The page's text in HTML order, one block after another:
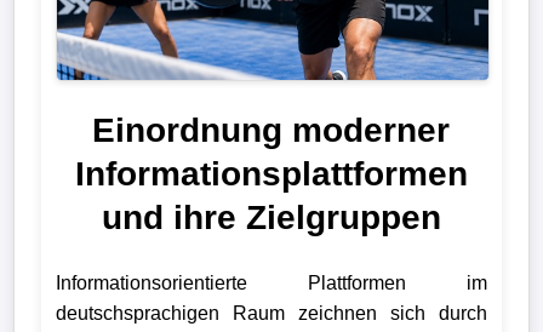
Einordnung moderner
Informationsplattformen
und ihre Zielgruppen
Informationsorientierte Plattformen im
deutschsprachigen Raum zeichnen sich durch